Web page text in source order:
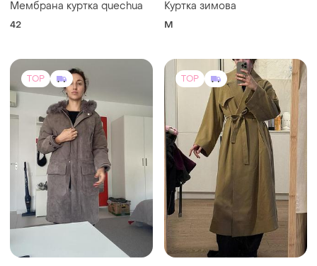
1849 грн 3200 грн 12
3500 грн -9%